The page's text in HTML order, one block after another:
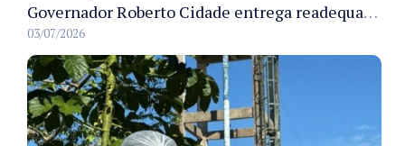
Governador Roberto Cidade entrega readequação do ambulatório da FCecon e amplia capacidade de atendimento oncológico em Manaus
03/07/2026